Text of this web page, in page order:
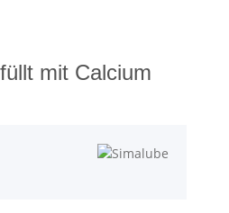
mit Calcium